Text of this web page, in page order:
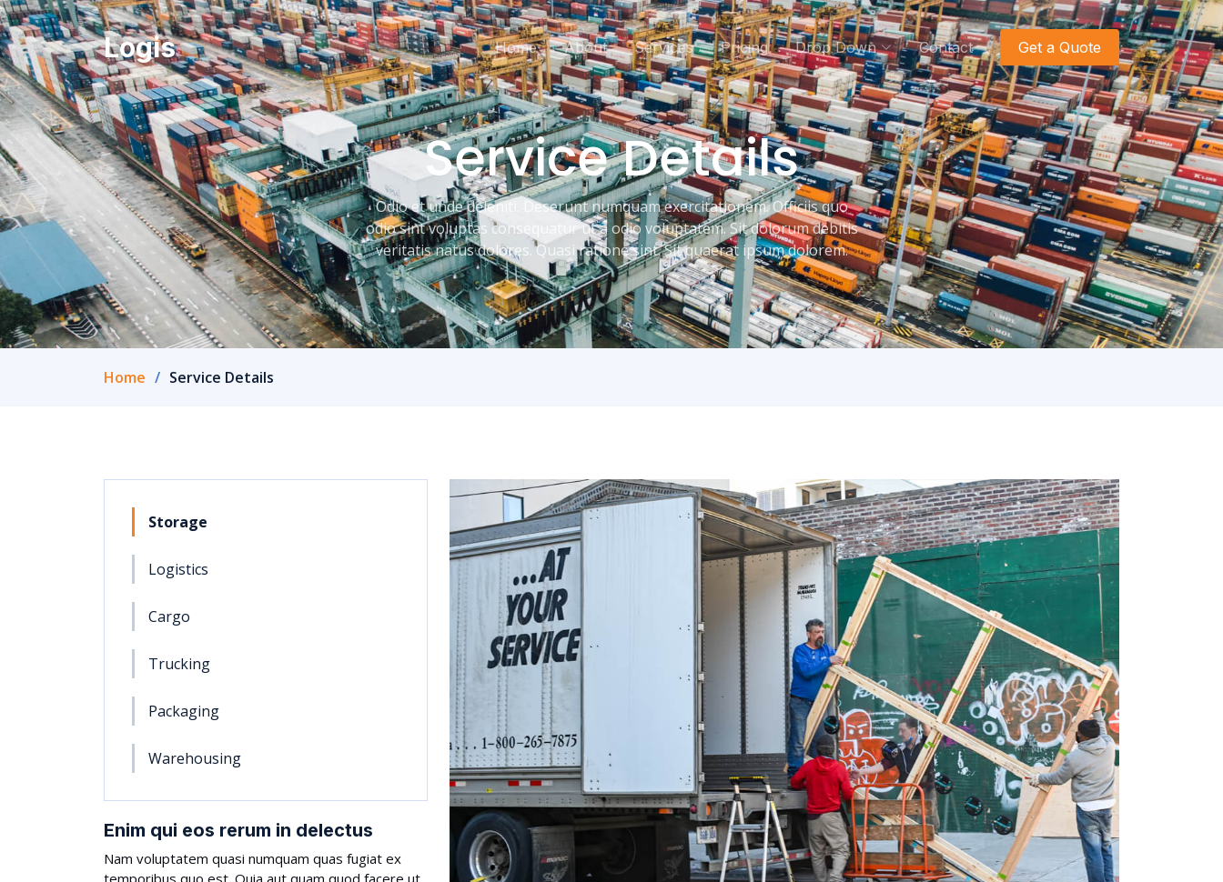
Logis Home About Services Pricing Drop Down Contact Get a Quote
Service Details
Odio et unde deleniti. Deserunt numquam exercitationem. Officiis quo
odio sint voluptas consequatur ut a odio voluptatem. Sit dolorum debitis
veritatis natus dolores. Quasi ratione sint. Sit quaerat ipsum dolorem.
Home Service Details
Storage
Logistics
Cargo
Trucking
Packaging
Warehousing
Enim qui eos rerum in delectus
Nam voluptatem quasi numquam quas fugiat ex
temporibus quo est. Quia aut quam quod facere ut